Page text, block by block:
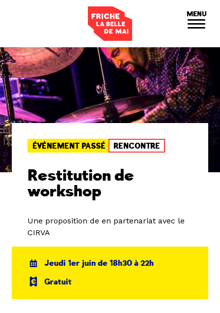
MENU
ÉVÉNEMENT PASSÉ RENCONTRE
Restitution de
workshop
Une proposition de en partenariat avec le
CIRVA
Jeudi 1er juin de 18h30 à 22h
Gratuit
Panneau de gestion des cookies